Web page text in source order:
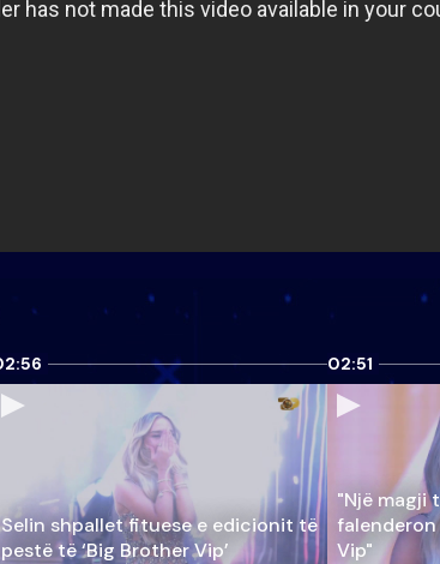
Selin shpallet fituese e edicionit të
pestë të ‘Big Brother Vip’
02:51
"Një magji
Vip"